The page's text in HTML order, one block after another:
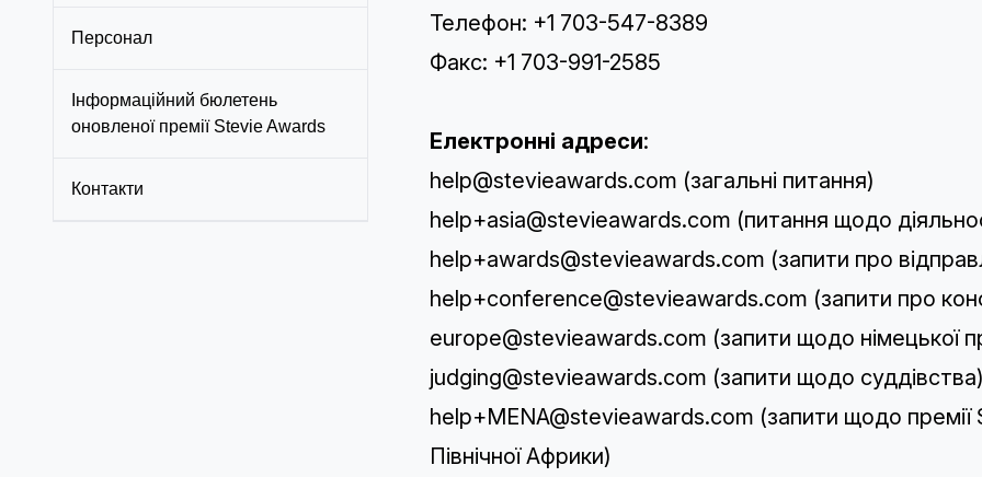
Персонал
Інформаційний бюлетень
оновленої премії Stevie Awards
Контакти
Телефон: +1 703-547-8389
Факс: +1 703-991-2585
Електронні адреси:
help@stevieawards.com (загальні питання)
help+asia@stevieawards.com (питання щодо
help+awards@stevieawards.com (запити про
help+conference@stevieawards.com (запити про
europe@stevieawards.com (запити щодо німецької
judging@stevieawards.com (запити щодо суддівства)
help+MENA@stevieawards.com (запити щодо
Північної Африки)